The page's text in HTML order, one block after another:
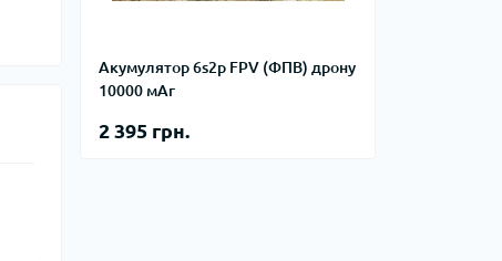
Акумулятор 6s2p FPV (ФПВ) дрону
10000 мАг
2 395 грн.